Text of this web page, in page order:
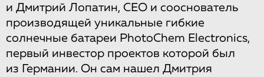
и Дмитрий Лопатин, CEO и сооснователь
производящей уникальные гибкие
солнечные батареи PhotoChem Electronics,
первый инвестор проектов которой был
из Германии. Он сам нашел Дмитрия